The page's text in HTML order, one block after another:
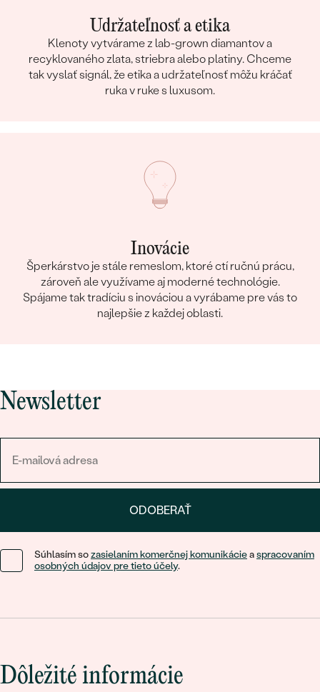
Udržateľnosť a etika
Klenoty vytvárame z lab-grown diamantov a
recyklovaného zlata, striebra alebo platiny. Chceme
tak vyslať signál, že etika a udržateľnosť môžu kráčať
ruka v ruke s luxusom.
Inovácie
Šperkárstvo je stále remeslom, ktoré ctí ručnú prácu,
zároveň ale využívame aj moderné technológie.
Spájame tak tradíciu s inováciou a vyrábame pre vás to
najlepšie z každej oblasti.
Newsletter
ODOBERAŤ
Súhlasím sozasielaním komerčnej komunikácieaspracovaním
osobných údajov pre tieto účely.
Dôležité informácie